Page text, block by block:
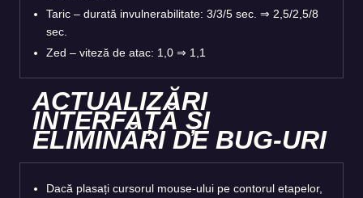
Taric – durată invulnerabilitate: 3/3/5 sec. ⇒ 2,5/2,5/8
sec.
Zed – viteză de atac: 1,0 ⇒ 1,1
ACTUALIZĂRI
INTERFAȚĂ ȘI
ELIMINĂRI DE BUG-URI
Dacă plasați cursorul mouse-ului pe contorul etapelor,